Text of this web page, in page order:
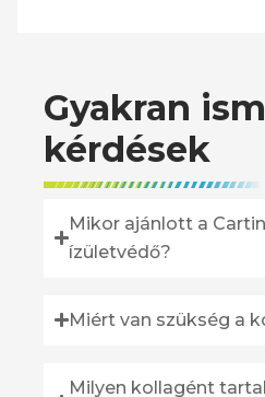
Gyakran
kérdések
Mikor ajánlott a
ízületvédő?
Miért van szükség a
Milyen kollagént